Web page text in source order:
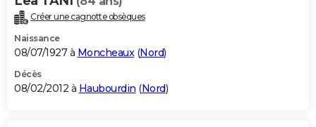
Créer une cagnotte obsèques
Naissance
08/07/1927 à Moncheaux(Nord)
Décès
08/02/2012 à Haubourdin (Nord)